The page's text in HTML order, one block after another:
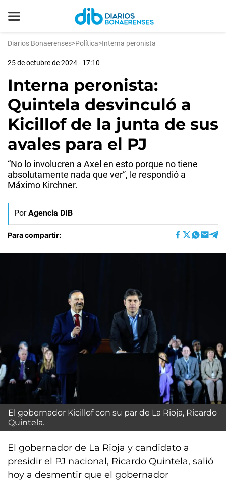
Diarios Bonaerenses>Política>Interna peronista
25 de octubre de 2024 - 17:10
Interna peronista:
Quintela desvinculó a
Kicillof de la junta de sus
avales para el PJ
“No lo involucren a Axel en esto porque no tiene
absolutamente nada que ver”, le respondió a
Máximo Kirchner.
Por Agencia DIB
Para compartir:
El gobernador Kicillof con su par de La Rioja, Ricardo
Quintela.
El gobernador de La Rioja y candidato a
presidir el PJ nacional, Ricardo Quintela, salió
hoy a desmentir que el gobernador